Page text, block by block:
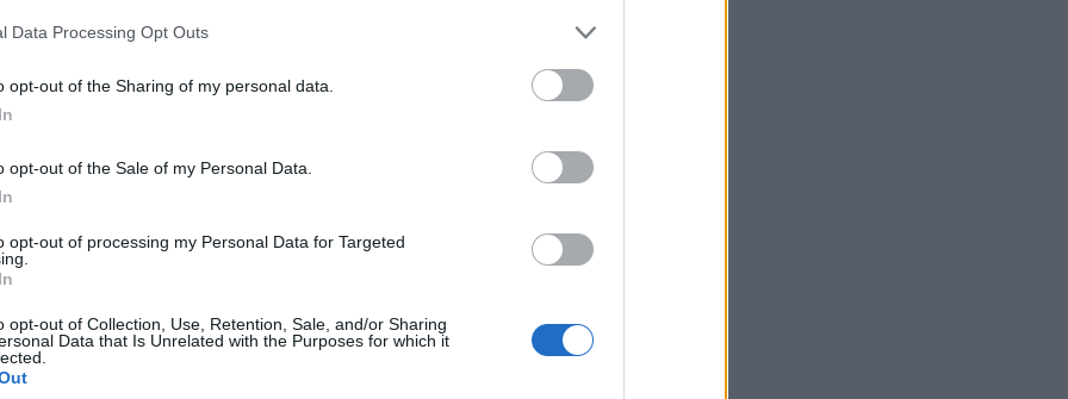
Data Processing Opt Outs
opt-out of the Sharing of my personal data.
opt-out of the Sale of my Personal Data.
opt-out of processing my Personal Data for Targeted
opt-out of Collection, Use, Retention, Sale, and/or Sharing
Data that Is Unrelated with the Purposes for which it
& ΣΕΞ
τάση στο dating κάνει focus στην περίοδο
καν ξεκινήσει η σχέση